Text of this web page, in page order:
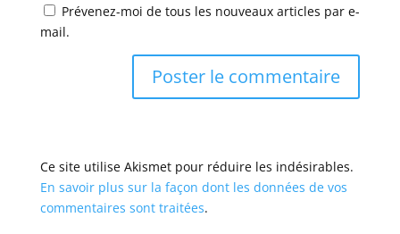
Prévenez-moi de tous les nouveaux articles par e-
mail.
Ce site utilise Akismet pour réduire les indésirables.
En savoir plus sur la façon dont les données de vos
commentaires sont traitées.